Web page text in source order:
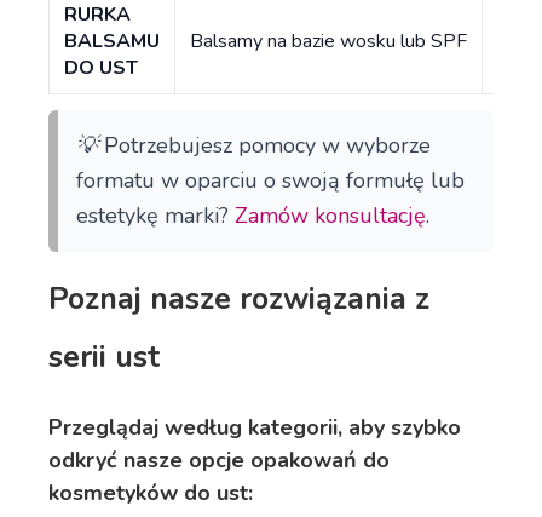
RURKA
BALSAMU
DO UST
Balsamy na bazie wosku lub SPF
💡Potrzebujesz pomocy w wyborze
formatu w oparciu o swoją formułę lub
estetykę marki?Zamów konsultację.
Poznaj nasze rozwiązania z
serii ust
Przeglądaj według kategorii, aby szybko
odkryć nasze opcje opakowań do
kosmetyków do ust: